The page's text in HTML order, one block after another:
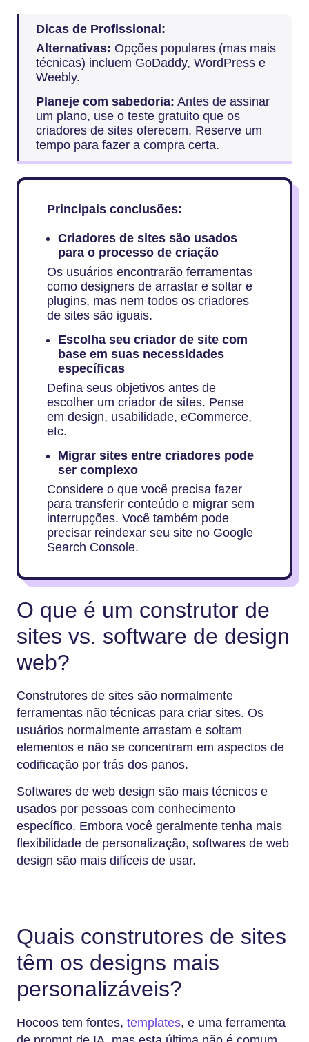
Dicas de Profissional:
Alternativas: Opções populares (mas mais
técnicas) incluem GoDaddy, WordPress e
Weebly.
Planeje com sabedoria: Antes de assinar
um plano, use o teste gratuito que os
criadores de sites oferecem. Reserve um
tempo para fazer a compra certa.
Principais conclusões:
Criadores de sites são usados
para o processo de criação
Os usuários encontrarão ferramentas
como designers de arrastar e soltar e
plugins, mas nem todos os criadores
de sites são iguais.
Escolha seu criador de site com
base em suas necessidades
específicas
Defina seus objetivos antes de
escolher um criador de sites. Pense
em design, usabilidade, eCommerce,
etc.
Migrar sites entre criadores pode
ser complexo
Considere o que você precisa fazer
para transferir conteúdo e migrar sem
interrupções. Você também pode
precisar reindexar seu site no Google
Search Console.
O que é um construtor de
sites vs. software de design
web?
Construtores de sites são normalmente
ferramentas não técnicas para criar sites. Os
usuários normalmente arrastam e soltam
elementos e não se concentram em aspectos de
codificação por trás dos panos.
Softwares de web design são mais técnicos e
usados por pessoas com conhecimento
específico. Embora você geralmente tenha mais
flexibilidade de personalização, softwares de web
design são mais difíceis de usar.
Quais construtores de sites
têm os designs mais
personalizáveis?
Hocoos tem fontes, templates, e uma ferramenta